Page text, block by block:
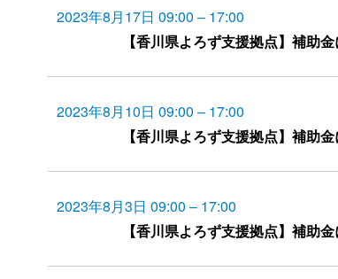
【香川県よろず支援拠点】補助
2023年8月17日 09:00 – 17:00
【香川県よろず支援拠点】補助
2023年8月10日 09:00 – 17:00
【香川県よろず支援拠点】補助
2023年8月3日 09:00 – 17:00